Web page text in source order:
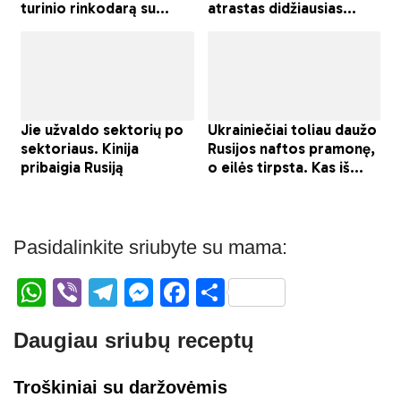
Pasidalinkite sriubyte su mama:
W
at
s
Vi
er
T
e
gr
M
ss
e
F
c
e
S
ar
e
Daugiau sriubų receptų
Troškiniai su daržovėmis